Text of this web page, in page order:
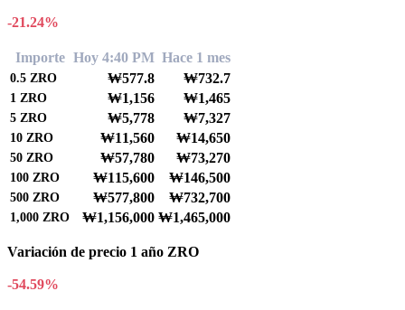
-21.24%
Importe Hoy 4:40 PM Hace 1 mes
0.5 ZRO ₩577.8 ₩732.7
1 ZRO ₩1,156 ₩1,465
5 ZRO ₩5,778 ₩7,327
10 ZRO ₩11,560 ₩14,650
50 ZRO ₩57,780 ₩73,270
100 ZRO ₩115,600 ₩146,500
500 ZRO ₩577,800 ₩732,700
1,000 ZRO ₩1,156,000 ₩1,465,000
Variación de precio 1 año ZRO
-54.59%